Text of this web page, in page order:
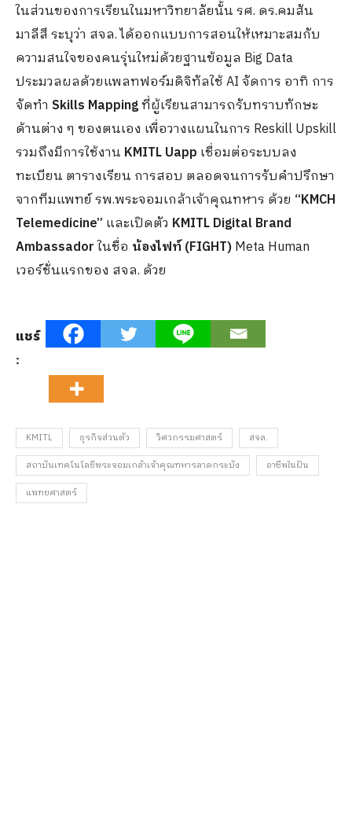
ในส่วนของการเรียนในมหาวิทยาลัยนั้น รศ. ดร.คมสัน
มาลีสี ระบุว่า สจล. ได้ออกแบบการสอนให้เหมาะสมกับ
ความสนใจของคนรุ่นใหม่ด้วยฐานข้อมูล Big Data
ประมวลผลด้วยแพลทฟอร์มดิจิทัลใช้ AI จัดการ อาทิ การ
จัดทำ Skills Mappingที่ผู้เรียนสามารถรับทราบทักษะ
ด้านต่าง ๆ ของตนเอง เพื่อวางแผนในการ Reskill Upskill
รวมถึงมีการใช้งาน KMITL Uapp เชื่อมต่อระบบลง
ทะเบียน ตารางเรียน การสอบ ตลอดจนการรับคำปรึกษา
จากทีมแพทย์ รพ.พระจอมเกล้าเจ้าคุณทหาร ด้วย “KMCH
Telemedicine” และเปิดตัว KMITL Digital Brand
Ambassadorในชื่อ น้องไฟท์ (FIGHT)Meta Human
เวอร์ชั่นแรกของ สจล. ด้วย
แชร์
:
KMITL ธุรกิจส่วนตัว วิศวกรรมศาสตร์
สจล.
สถาบันเทคโนโลยีพระจอมเกล้าเจ้าคุณทหารลาดกระบัง
อาชีพในฝัน
แพทยศาสตร์